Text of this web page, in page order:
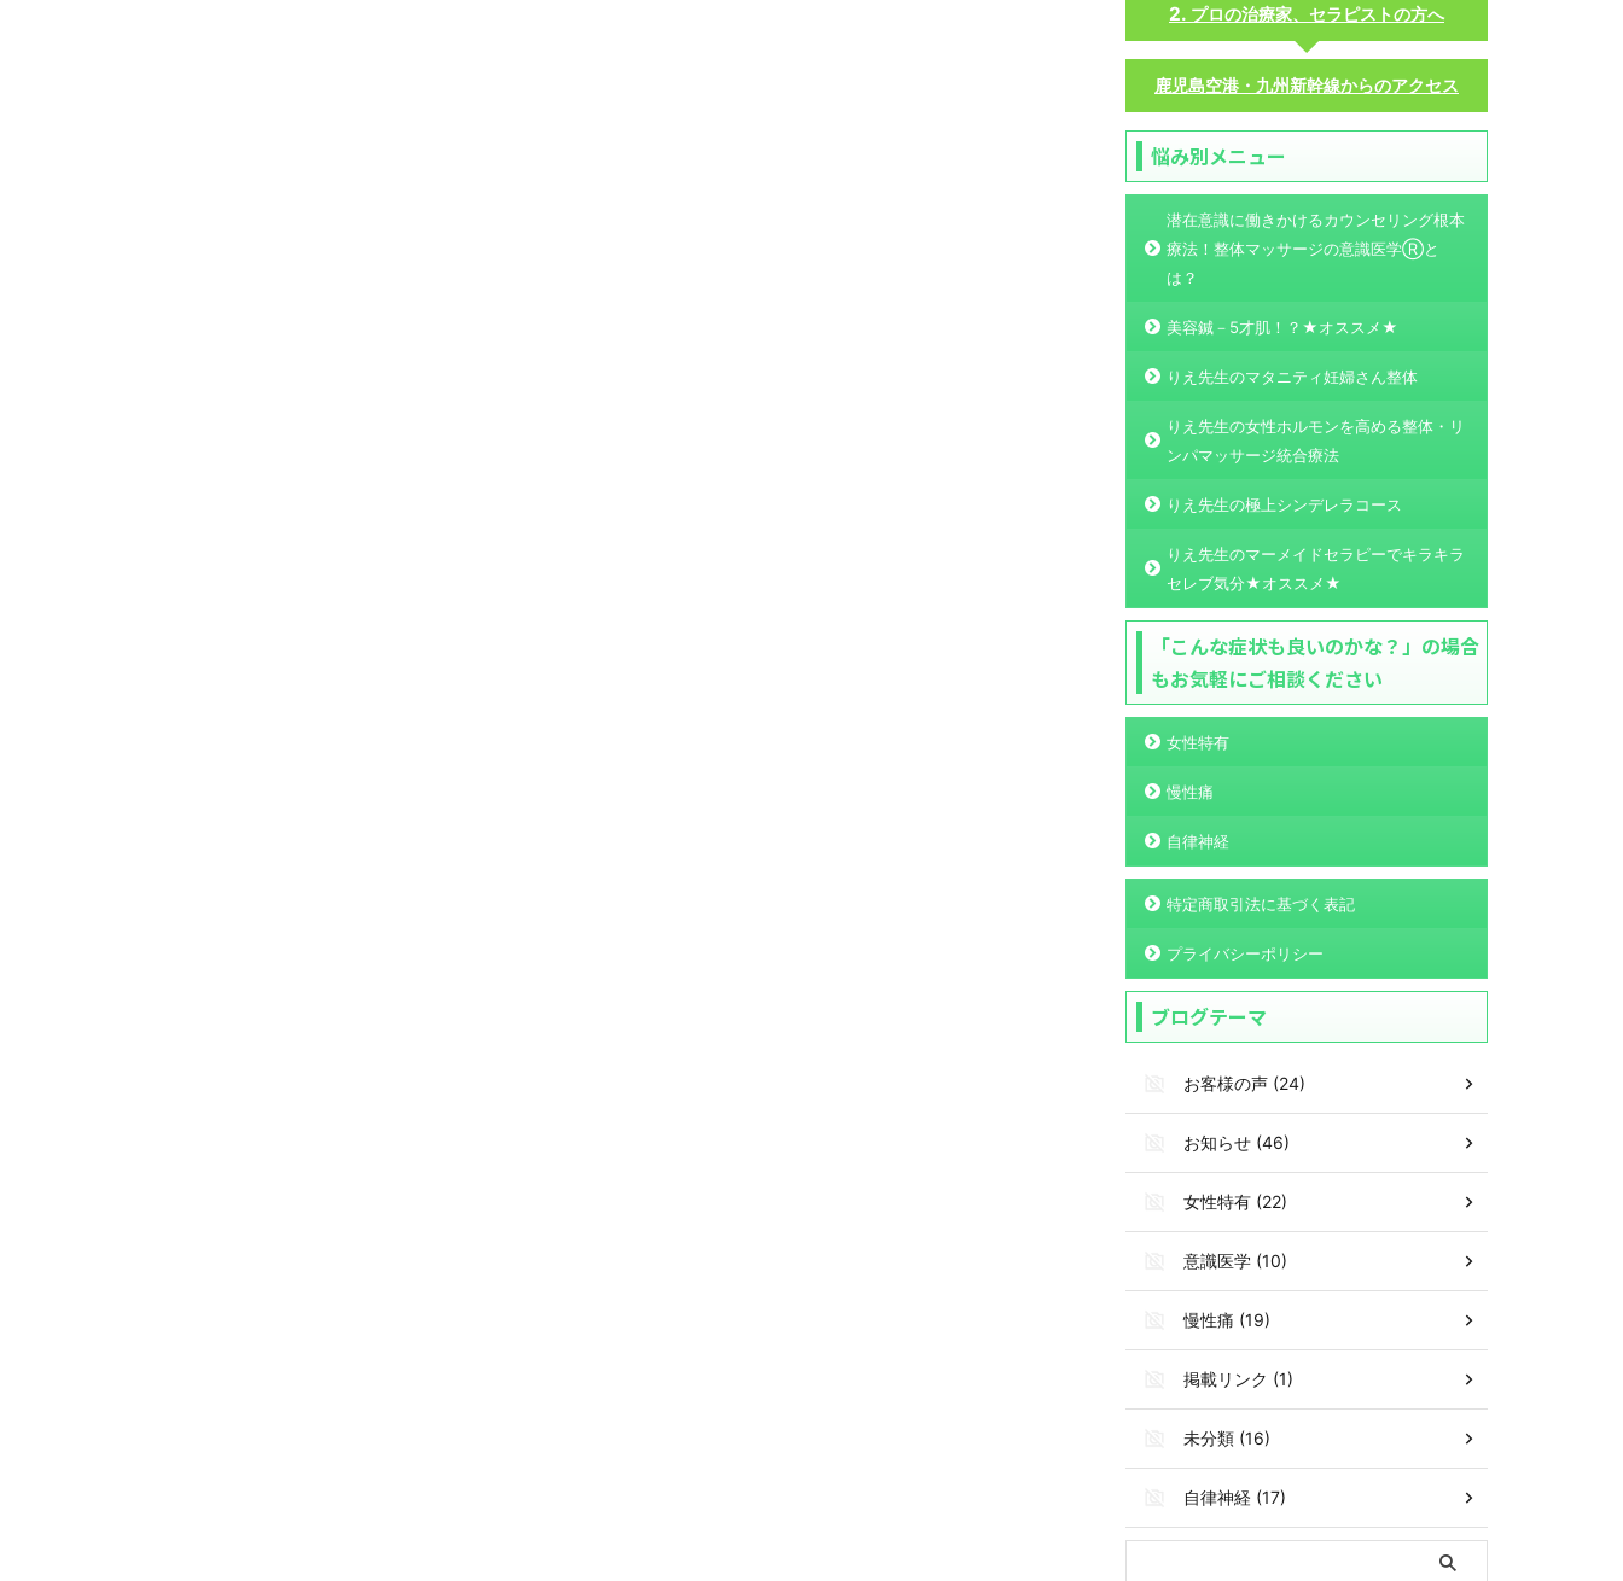
プロの治療家、セラピストの方へ
鹿児島空港・九州新幹線からのアクセス
悩み別メニュー
潜在意識に働きかけるカウンセリング根本
療法！整体マッサージの意識医学Ⓡと
は？
美容鍼－5才肌！？★オススメ★
りえ先生のマタニティ妊婦さん整体
りえ先生の女性ホルモンを高める整体・リ
ンパマッサージ統合療法
りえ先生の極上シンデレラコース
りえ先生のマーメイドセラピーでキラキラ
セレブ気分★オススメ★
「こんな症状も良いのかな？」の場合
もお気軽にご相談ください
女性特有
慢性痛
自律神経
特定商取引法に基づく表記
プライバシーポリシー
ブログテーマ
お客様の声 (24)
お知らせ (46)
女性特有 (22)
意識医学 (10)
慢性痛 (19)
掲載リンク (1)
未分類 (16)
自律神経 (17)